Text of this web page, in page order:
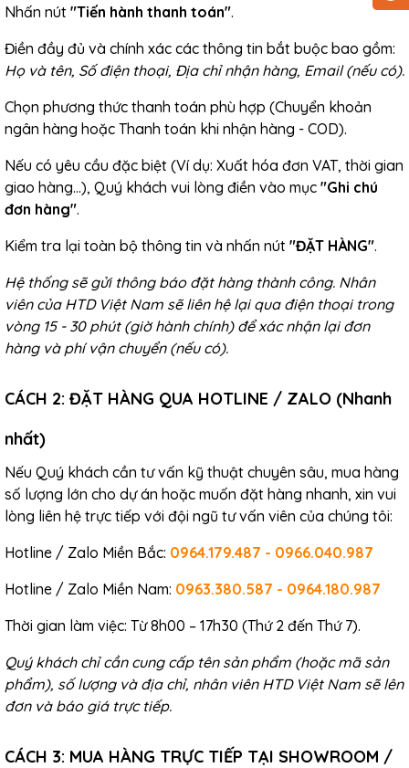
Nhấn nút "Tiến hành thanh toán".
Điền đầy đủ và chính xác các thông tin bắt buộc bao gồm:
Họ và tên, Số điện thoại, Địa chỉ nhận hàng, Email (nếu có).
Chọn phương thức thanh toán phù hợp (Chuyển khoản
ngân hàng hoặc Thanh toán khi nhận hàng - COD).
Nếu có yêu cầu đặc biệt (Ví dụ: Xuất hóa đơn VAT, thời gian
giao hàng...), Quý khách vui lòng điền vào mục "Ghi chú
đơn hàng".
Kiểm tra lại toàn bộ thông tin và nhấn nút "ĐẶT HÀNG".
Hệ thống sẽ gửi thông báo đặt hàng thành công. Nhân
viên của HTD Việt Nam sẽ liên hệ lại qua điện thoại trong
vòng 15 - 30 phút (giờ hành chính) để xác nhận lại đơn
hàng và phí vận chuyển (nếu có).
CÁCH 2: ĐẶT HÀNG QUA HOTLINE / ZALO (Nhanh
nhất)
Nếu Quý khách cần tư vấn kỹ thuật chuyên sâu, mua hàng
số lượng lớn cho dự án hoặc muốn đặt hàng nhanh, xin vui
lòng liên hệ trực tiếp với đội ngũ tư vấn viên của chúng tôi:
Hotline / Zalo Miền Bắc: 0964.179.487 - 0966.040.987
Hotline / Zalo Miền Nam: 0963.380.587 - 0964.180.987
Thời gian làm việc: Từ 8h00 – 17h30 (Thứ 2 đến Thứ 7).
Quý khách chỉ cần cung cấp tên sản phẩm (hoặc mã sản
phẩm), số lượng và địa chỉ, nhân viên HTD Việt Nam sẽ lên
đơn và báo giá trực tiếp.
CÁCH 3: MUA HÀNG TRỰC TIẾP TẠI SHOWROOM /